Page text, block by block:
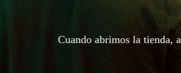
Cuando abrimos la tienda,